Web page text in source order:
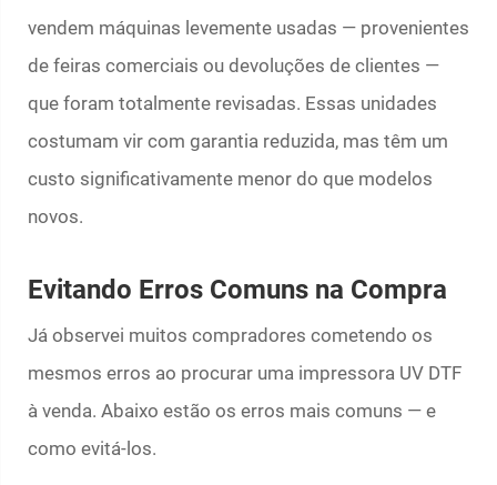
vendem máquinas levemente usadas — provenientes
de feiras comerciais ou devoluções de clientes —
que foram totalmente revisadas. Essas unidades
costumam vir com garantia reduzida, mas têm um
custo significativamente menor do que modelos
novos.
Evitando Erros Comuns na Compra
Já observei muitos compradores cometendo os
mesmos erros ao procurar uma impressora UV DTF
à venda. Abaixo estão os erros mais comuns — e
como evitá-los.